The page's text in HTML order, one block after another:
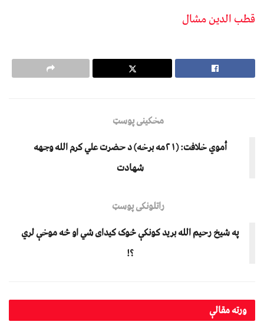
قطب الدین مشال
مخکینی پوسټ
أموي خلافت: (۲۱مه برخه) د حضرت علي کرم الله وجهه
شهادت
راتلونکی پوسټ
په شيخ رحيم الله بريد کونکې څوک کيدای شي او څه موخې لري
؟!
ورتهمقالې